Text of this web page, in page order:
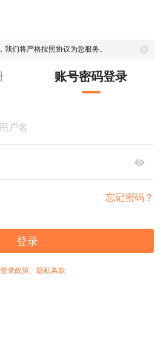
，我们将严格按照协议为您服务。
账号密码登录
忘记密码？
登录
登录政策、 隐私条款